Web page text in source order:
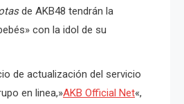
de AKB48 tendrán la
con la idol de su
de actualización del servicio
en linea,»AKB Official Net«,